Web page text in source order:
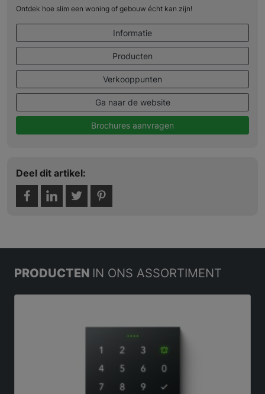
Ontdek hoe slim een woning of gebouw écht kan zijn!
Informatie
Producten
Verkooppunten
Ga naar de website
Brochures aanvragen
Deel dit artikel:
PRODUCTEN IN ONS ASSORTIMENT